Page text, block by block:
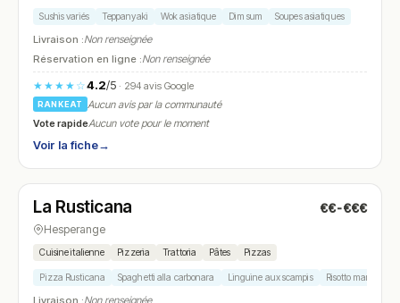
Sushis variés Teppanyaki Wok asiatique Dim sum Soupes asiatiques
Livraison :Non renseignée
Réservation en ligne :Non renseignée
★★★★☆4.2/5· 294 avis Google
RANKEAT
Aucun avis par la communauté
Vote rapideAucun vote pour le moment
Voir la fiche→
N° 24
La Rusticana €€-€€€
Hesperange
Cuisine italienne Pizzeria Trattoria Pâtes Pizzas
Pizza Rusticana Spaghetti alla carbonara Linguine aux scampis Risotto marinara
Livraison :Non renseignée